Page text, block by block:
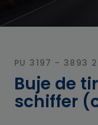
PU 3197 - 3893
Buje de
schiffer